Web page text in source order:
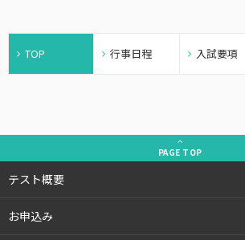
TOP 行事日程 入試要項
PAGE TOP
テスト概要
お申込み